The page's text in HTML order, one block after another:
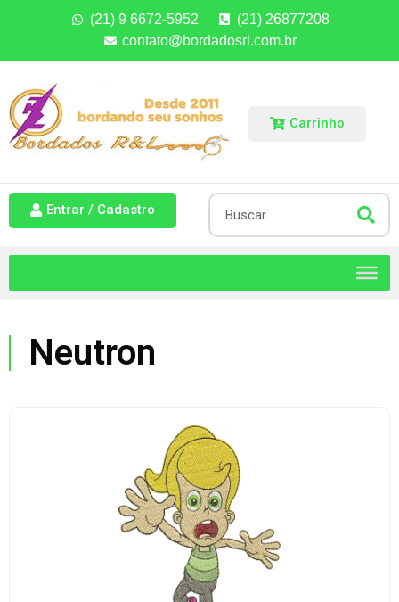
(21) 9 6672-5952
(21) 26877208
contato@bordadosrl.com.br
Carrinho
Entrar / Cadastro
Neutron